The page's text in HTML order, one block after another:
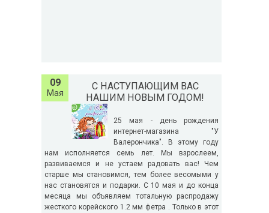
09
Мая
С НАСТУПАЮЩИМ ВАС
НАШИМ НОВЫМ ГОДОМ!
25 мая - день рождения
интернет-магазина "У
Валерончика". В этому году
нам исполняется семь лет. Мы взрослеем,
развиваемся и не устаем радовать вас! Чем
старше мы становимся, тем более весомыми у
нас становятся и подарки. С 10 мая и до конца
месяца мы объявляем тотальную распродажу
жесткого корейского 1.2 мм фетра . Только в этот